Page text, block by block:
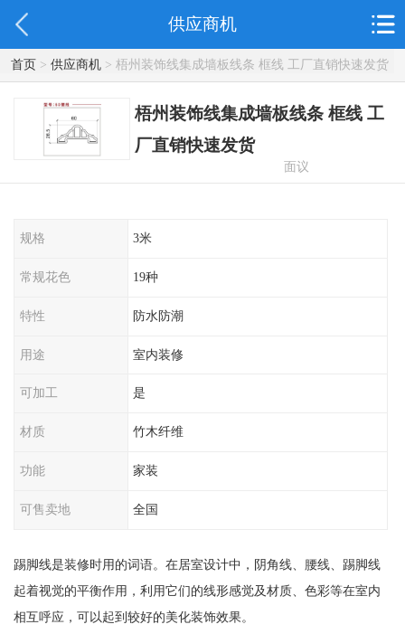
供应商机
首页> 供应商机> 梧州装饰线集成墙板线条 框线 工厂直销快速发货
梧州装饰线集成墙板线条 框线 工
厂直销快速发货
面议
规格 3米
常规花色 19种
特性 防水防潮
用途 室内装修
可加工 是
材质 竹木纤维
功能 家装
可售卖地 全国
踢脚线是装修时用的词语。在居室设计中，阴角线、腰线、踢脚线
起着视觉的平衡作用，利用它们的线形感觉及材质、色彩等在室内
相互呼应，可以起到较好的美化装饰效果。